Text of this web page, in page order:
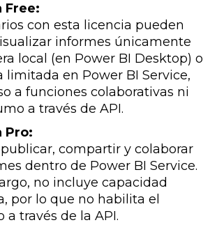
Free:
con esta licencia pueden
informes únicamente
local (en Power BI Desktop) o
limitada en Power BI Service,
a funciones colaborativas ni
a través de API.
Pro:
compartir y colaborar
dentro de Power BI Service.
no incluye capacidad
por lo que no habilita el
a través de la API.